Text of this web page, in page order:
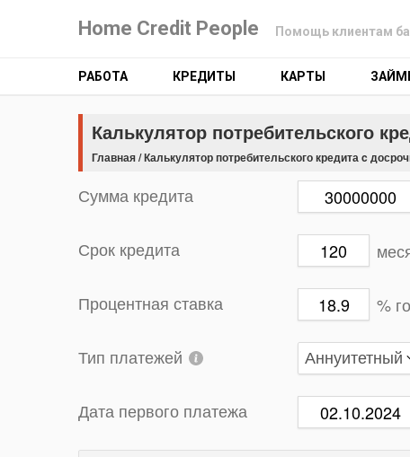
Home Credit People Помощь клиентам
РАБОТА КРЕДИТЫ КАРТЫ
Калькулятор потребительского
Главная/Калькулятор потребительского кредита c
Сумма кредита
Срок кредита
Процентная ставка %
Тип платежей
Дата первого платежа